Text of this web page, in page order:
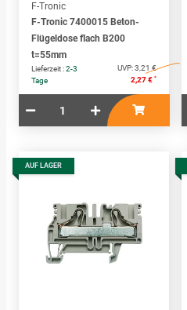
F-Tronic
F-Tronic 7400015 Beton-
Flügeldose flach B200
t=55mm
Lieferzeit :2-3
Tage
UVP:3,21 €
2,27 € *
AUF LAGER